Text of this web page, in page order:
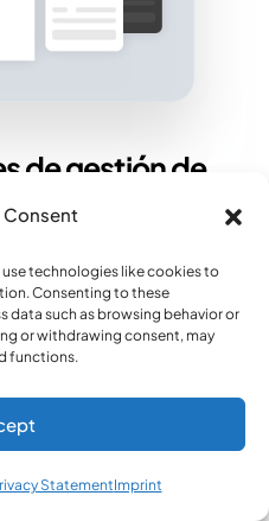
Consent
use technologies like cookies to
Consenting to these
data such as browsing behavior or
or withdrawing consent, may
functions.
StatementImprint
de gestión de
del SGC a
gráficos
visuales de
Los usuarios
desglosar las
y responder con